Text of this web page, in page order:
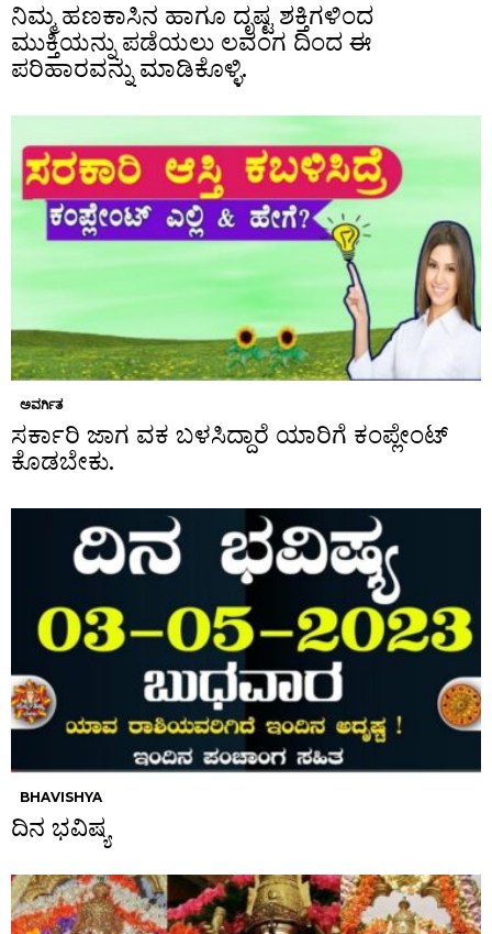
ನಿಮ್ಮ ಹಣಕಾಸಿನ ಹಾಗೂ ದೃಷ್ಟ ಶಕ್ತಿಗಳಿಂದ
ಮುಕ್ತಿಯನ್ನು ಪಡೆಯಲು ಲವಂಗ ದಿಂದ ಈ
ಪರಿಹಾರವನ್ನು ಮಾಡಿಕೊಳ್ಳಿ.
ಅವರ್ಗಿತ
ಸರ್ಕಾರಿ ಜಾಗ ವಕ ಬಳಸಿದ್ದಾರೆ ಯಾರಿಗೆ ಕಂಪ್ಲೇಂಟ್
ಕೊಡಬೇಕು.
BHAVISHYA
ದಿನ ಭವಿಷ್ಯ